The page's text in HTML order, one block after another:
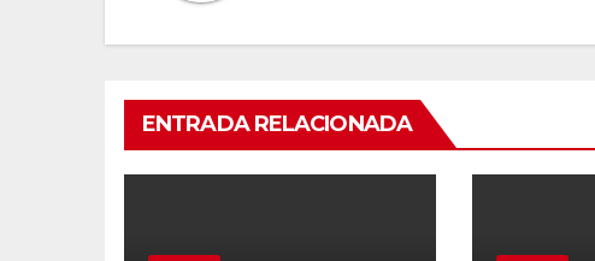
ENTRADA RELACIONADA